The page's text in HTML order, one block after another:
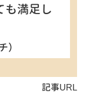
も満足し
記事URL